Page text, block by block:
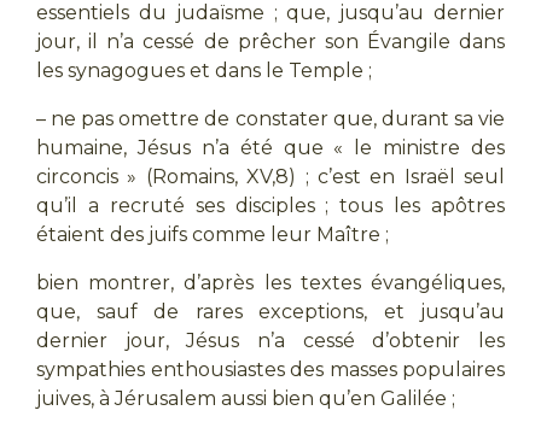
essentiels du judaïsme ; que, jusqu’au dernier
jour, il n’a cessé de prêcher son Évangile dans
les synagogues et dans le Temple ;
– ne pas omettre de constater que, durant sa vie
humaine, Jésus n’a été que « le ministre des
circoncis » (Romains, XV,8) ; c’est en Israël seul
qu’il a recruté ses disciples ; tous les apôtres
étaient des juifs comme leur Maître ;
bien montrer, d’après les textes évangéliques,
que, sauf de rares exceptions, et jusqu’au
dernier jour, Jésus n’a cessé d’obtenir les
sympathies enthousiastes des masses populaires
juives, à Jérusalem aussi bien qu’en Galilée ;